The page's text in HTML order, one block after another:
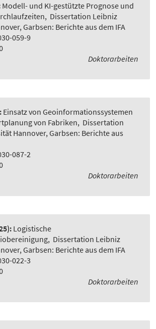
Modell- und KI-gestützte Prognose und
, Dissertation Leibniz
Garbsen: Berichte aus dem IFA
059-9
Doktorarbeiten
Einsatz von Geoinformationssystemen
von Fabriken, Dissertation
Hannover, Garbsen: Berichte aus
087-2
Doktorarbeiten
Logistische
, Dissertation Leibniz
Garbsen: Berichte aus dem IFA
022-3
Doktorarbeiten